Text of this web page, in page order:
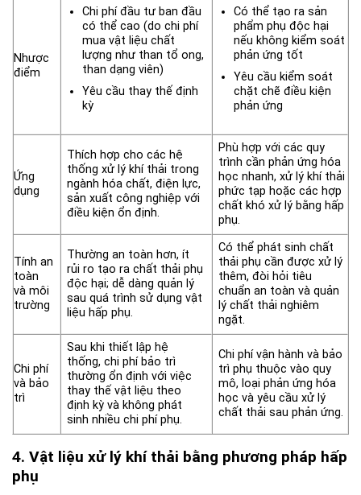
Nhược
điểm
Chi phí đầu tư ban đầu
có thể cao (do chi phí
mua vật liệu chất
lượng như than tổ ong,
than dạng viên)
Yêu cầu thay thế định
kỳ
Có thể tạo ra sản
phẩm phụ độc hại
nếu không kiểm soát
phản ứng tốt
Yêu cầu kiểm soát
chặt chẽ điều kiện
phản ứng
Ứng
dụng
Thích hợp cho các hệ
thống xử lý khí thải trong
ngành hóa chất, điện lực,
sản xuất công nghiệp với
điều kiện ổn định.
Phù hợp với các quy
trình cần phản ứng hóa
học nhanh, xử lý khí thải
phức tạp hoặc các hợp
chất khó xử lý bằng hấp
phụ.
Tính an
toàn
và môi
trường
Thường an toàn hơn, ít
rủi ro tạo ra chất thải phụ
độc hại; dễ dàng quản lý
sau quá trình sử dụng vật
liệu hấp phụ.
Có thể phát sinh chất
thải phụ cần được xử lý
thêm, đòi hỏi tiêu
chuẩn an toàn và quản
lý chất thải nghiêm
ngặt.
Chi phí
và bảo
trì
Sau khi thiết lập hệ
thống, chi phí bảo trì
thường ổn định với việc
thay thế vật liệu theo
định kỳ và không phát
sinh nhiều chi phí phụ.
Chi phí vận hành và bảo
trì phụ thuộc vào quy
mô, loại phản ứng hóa
học và yêu cầu xử lý
chất thải sau phản ứng.
4. Vật liệu xử lý khí thải bằng phương pháp hấp
phụ